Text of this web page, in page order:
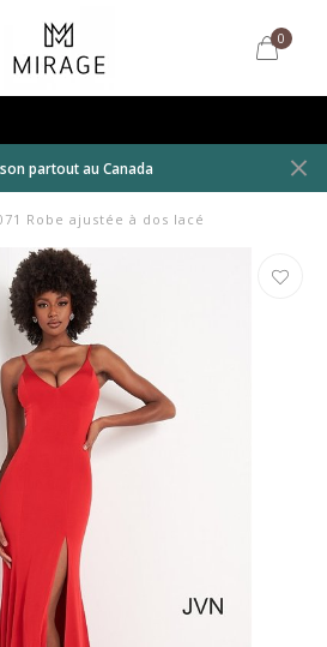
0
partout au Canada
Robe ajustée à dos lacé